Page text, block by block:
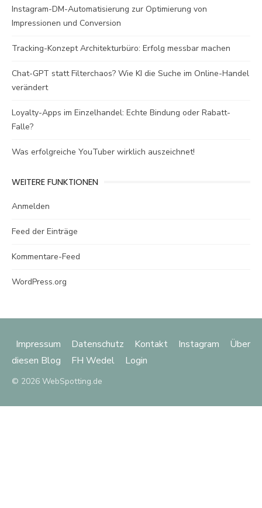
Instagram-DM-Automatisierung zur Optimierung von
Impressionen und Conversion
Tracking-Konzept Architekturbüro: Erfolg messbar machen
Chat-GPT statt Filterchaos? Wie KI die Suche im Online-Handel
verändert
Loyalty-Apps im Einzelhandel: Echte Bindung oder Rabatt-
Falle?
Was erfolgreiche YouTuber wirklich auszeichnet!
WEITERE FUNKTIONEN
Anmelden
Feed der Einträge
Kommentare-Feed
WordPress.org
Impressum Datenschutz Kontakt Instagram
Über
diesen Blog
FH Wedel Login
© 2026 WebSpotting.de